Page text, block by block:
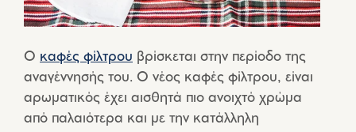
Ο καφές φίλτρου βρίσκεται στην περίοδο της
αναγέννησής του. Ο νέος καφές φίλτρου, είναι
αρωματικός έχει αισθητά πιο ανοιχτό χρώμα
από παλαιότερα και με την κατάλληλη